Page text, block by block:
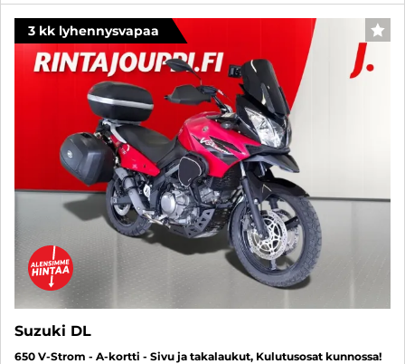
3 kk lyhennysvapaa
Suzuki DL
650 V-Strom - A-kortti - Sivu ja takalaukut, Kulutusosat kunnossa!